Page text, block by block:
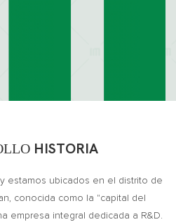
HISTORIA
estamos ubicados en el distrito de
conocida como la "capital del
empresa integral dedicada a R&D.